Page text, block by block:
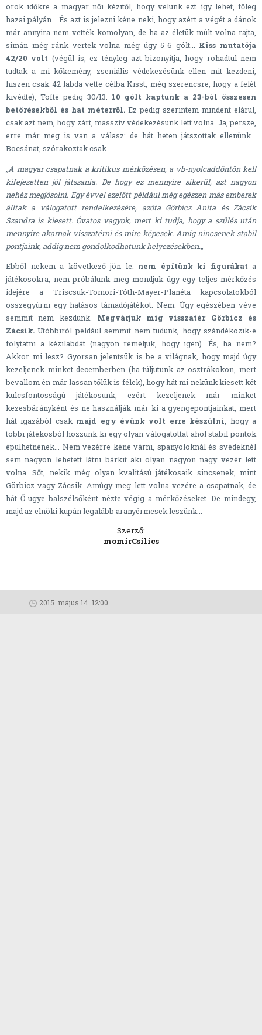
örök időkre a magyar női kézitől, hogy velünk ezt így lehet, főleg
hazai pályán... És azt is jelezni kéne neki, hogy azért a végét a dánok
már annyira nem vették komolyan, de ha az életük múlt volna rajta,
simán még ránk vertek volna még úgy 5-6 gólt... Kiss mutatója
42/20 volt (végül is, ez tényleg azt bizonyítja, hogy rohadtul nem
tudtak a mi kőkemény, zseniális védekezésünk ellen mit kezdeni,
hiszen csak 42 labda vette célba Kisst, még szerencsre, hogy a felét
kivédte), Tofté pedig 30/13. 10 gólt kaptunk a 23-ból összesen
betörésekből és hat méterről. Ez pedig szerintem mindent elárul,
csak azt nem, hogy zárt, masszív védekezésünk lett volna. Ja, persze,
erre már meg is van a válasz: de hát heten játszottak ellenünk...
Bocsánat, szórakoztak csak...
„A magyar csapatnak a kritikus mérkőzésen, a vb-nyolcaddöntőn kell
kifejezetten jól játszania. De hogy ez mennyire sikerül, azt nagyon
nehéz megjósolni. Egy évvel ezelőtt például még egészen más emberek
álltak a válogatott rendelkezésére, azóta Görbicz Anita és Zácsik
Szandra is kiesett. Óvatos vagyok, mert ki tudja, hogy a szülés után
mennyire akarnak visszatérni és mire képesek. Amíg nincsenek stabil
pontjaink, addig nem gondolkodhatunk helyezésekben.„
Ebből nekem a következő jön le: nem építünk ki figurákat a
játékosokra, nem próbálunk meg mondjuk úgy egy teljes mérkőzés
idejére a Triscsuk-Tomori-Tóth-Mayer-Planéta kapcsolatokból
összegyúrni egy hatásos támadójátékot. Nem. Úgy egészében véve
semmit nem kezdünk. Megvárjuk míg visszatér Görbicz és
Zácsik. Utóbbiról például semmit nem tudunk, hogy szándékozik-e
folytatni a kézilabdát (nagyon reméljük, hogy igen). És, ha nem?
Akkor mi lesz? Gyorsan jelentsük is be a világnak, hogy majd úgy
kezeljenek minket decemberben (ha túljutunk az osztrákokon, mert
bevallom én már lassan tőlük is félek), hogy hát mi nekünk kiesett két
kulcsfontosságú játékosunk, ezért kezeljenek már minket
kezesbárányként és ne használják már ki a gyengepontjainkat, mert
hát igazából csak majd egy évünk volt erre készülni, hogy a
többi játékosból hozzunk ki egy olyan válogatottat ahol stabil pontok
épülhetnének... Nem vezérre kéne várni, spanyoloknál és svédeknél
sem nagyon lehetett látni bárkit aki olyan nagyon nagy vezér lett
volna. Sőt, nekik még olyan kvalitású játékosaik sincsenek, mint
Görbicz vagy Zácsik. Amúgy meg lett volna vezére a csapatnak, de
hát Ő ugye balszélsőként nézte végig a mérkőzéseket. De mindegy,
majd az elnöki kupán legalább aranyérmesek leszünk...
Szerző:
momirCsilics
2015. május 14. 12:00